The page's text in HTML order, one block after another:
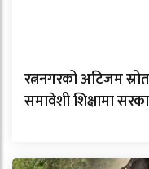
रत्ननगरको अटिजम
समावेशी शिक्षामा